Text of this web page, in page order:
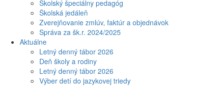
Školský špeciálny pedagóg
Školská jedáleň
Zverejňovanie zmlúv, faktúr a objednávok
Správa za šk.r. 2024/2025
Aktuálne
Letný denný tábor 2026
Deň školy a rodiny
Letný denný tábor 2026
Výber detí do jazykovej triedy